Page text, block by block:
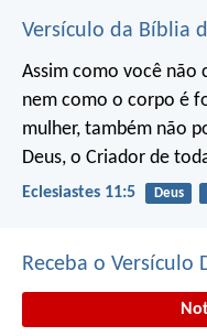
Versículo da Bíblia
Assim como você não
nem como o corpo é
mulher, também não
Deus, o Criador de
Eclesiastes 11:5 Deus
Receba o Versículo